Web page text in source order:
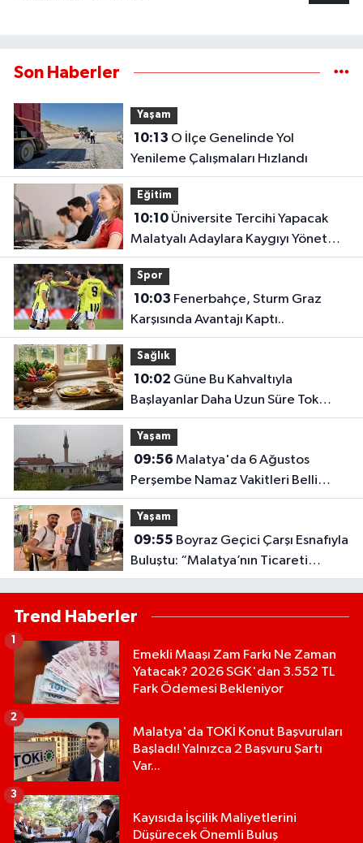
Son Haberler
Yaşam
10:13
Yenileme Çalışmaları Hızlandı
Eğitim
10:10Üniversite Tercihi Yapacak
Malatyalı Adaylara Kaygıyı Yönetme
Önerileri
Spor
10:03
Karşısında Avantajı Kaptı..
Sağlık
10:02
Başlayanlar Daha Uzun Süre Tok
Kalıyor
Yaşam
09:56
Perşembe Namaz Vakitleri Belli
Oldu!
Yaşam
09:55
Buluştu: “Malatya’nın Ticareti
Birlikte Güçlenecek”
Trend Haberler
Emekli Maaşı Zam Farkı Ne Zaman
Yatacak? 2026 SGK'dan 3.552 TL
Fark Ödemesi Bekleniyor
1
Malatya'da TOKİ Konut Başvuruları
Başladı! Yalnızca 2 Başvuru Şartı
Var...
2
Kayısıda İşçilik Maliyetlerini
Düşürecek Önemli Buluş
3